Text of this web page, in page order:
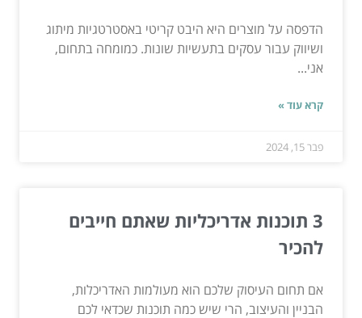
הדפסה על מוצרים היא היבט קריטי באסטרטגיות מיתוג
ושיווק עבור עסקים בתעשיות שונות. כמומחה בתחום,
אני...
קרא עוד »
פבר 15, 2024
3 תוכנות אדריכליות שאתם חייבים
להכיר
אם תחום העיסוק שלכם הוא מעולמות האדריכלות,
הבניין והעיצוב, הרי שיש כמה תוכנות שכדאי לכם